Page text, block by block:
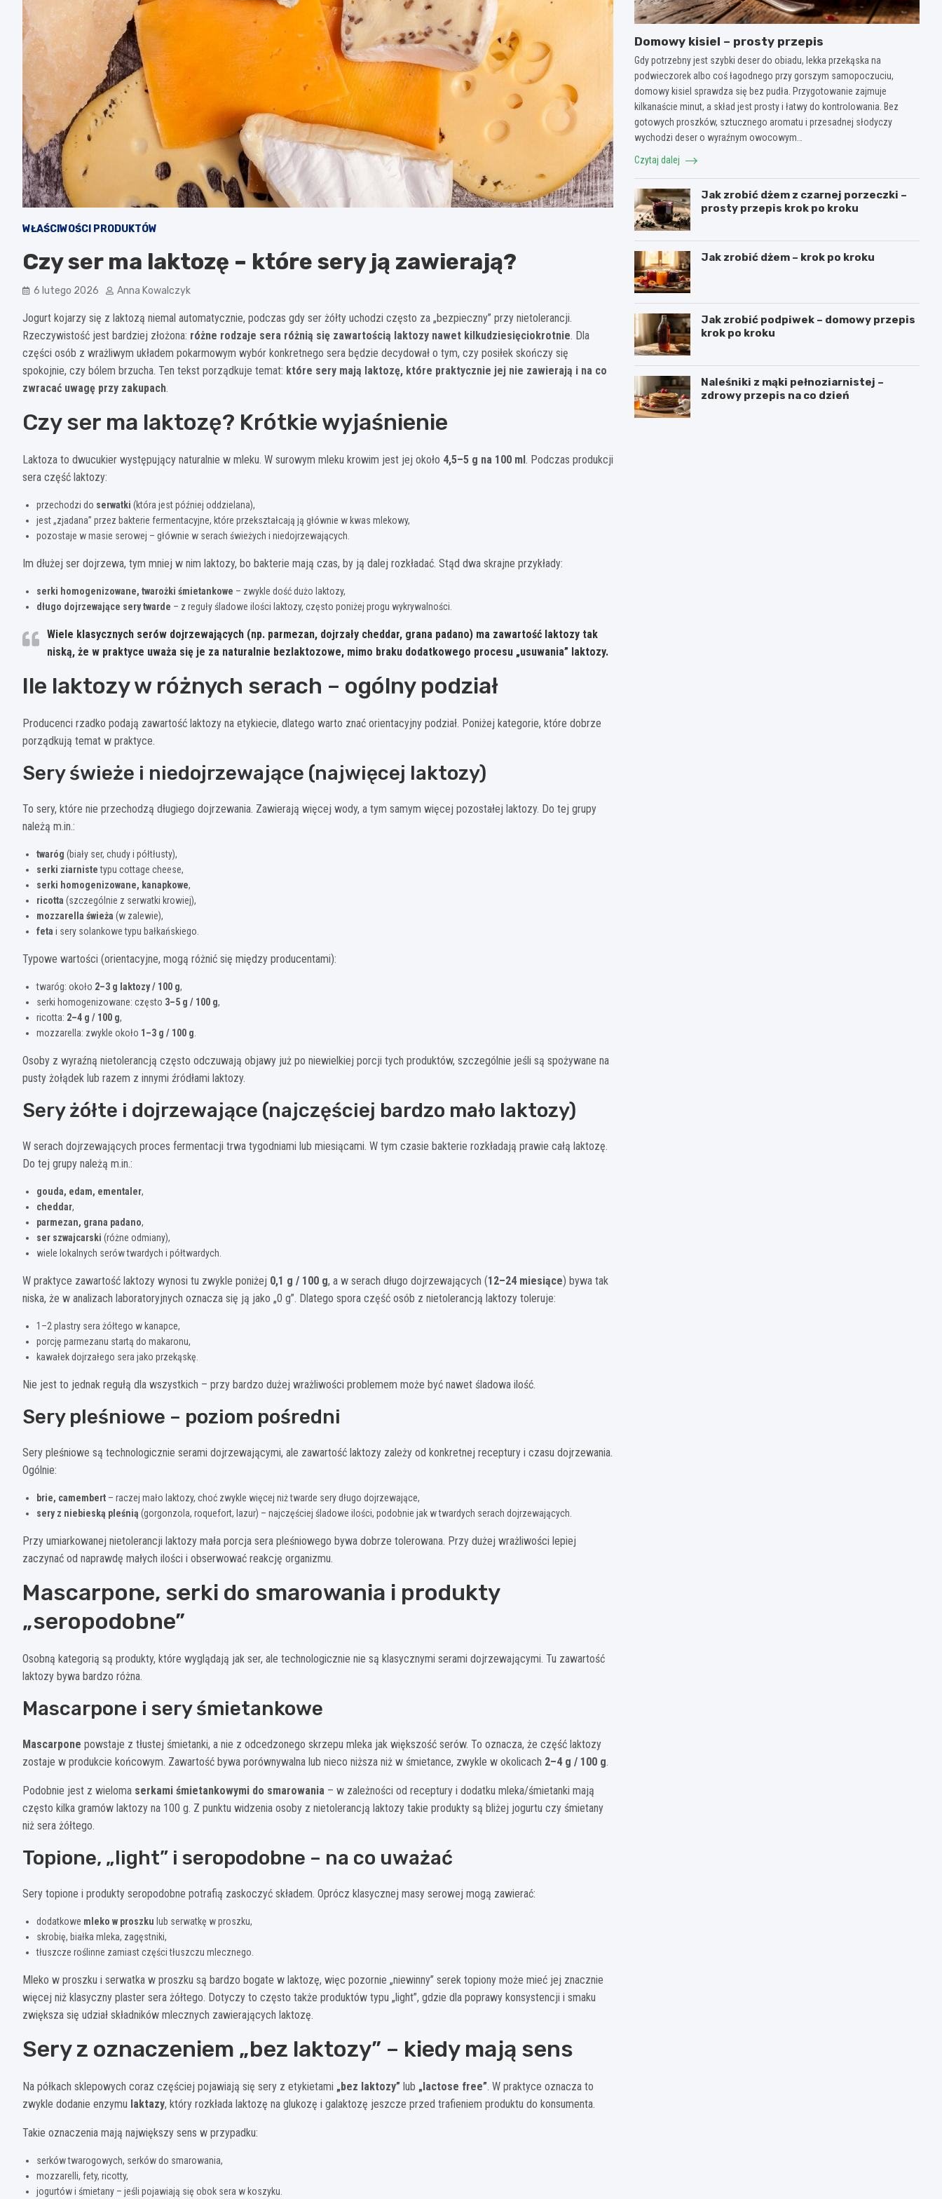
WŁAŚCIWOŚCI PRODUKTÓW
Czy ser ma laktozę – które sery ją zawierają?
6 lutego 2026 Anna Kowalczyk
Jogurt kojarzy się z laktozą niemal automatycznie, podczas gdy ser żółty uchodzi często za „bezpieczny” przy nietolerancji.
Rzeczywistość jest bardziej złożona: różne rodzaje sera różnią się zawartością laktozy nawet kilkudziesięciokrotnie. Dla
części osób z wrażliwym układem pokarmowym wybór konkretnego sera będzie decydował o tym, czy posiłek skończy się
spokojnie, czy bólem brzucha. Ten tekst porządkuje temat: które sery mają laktozę, które praktycznie jej nie zawierają i na co
zwracać uwagę przy zakupach.
Czy ser ma laktozę? Krótkie wyjaśnienie
Laktoza to dwucukier występujący naturalnie w mleku. W surowym mleku krowim jest jej około 4,5–5 g na 100 ml. Podczas produkcji
sera część laktozy:
przechodzi do serwatki (która jest później oddzielana),
jest „zjadana” przez bakterie fermentacyjne, które przekształcają ją głównie w kwas mlekowy,
pozostaje w masie serowej – głównie w serach świeżych i niedojrzewających.
Im dłużej ser dojrzewa, tym mniej w nim laktozy, bo bakterie mają czas, by ją dalej rozkładać. Stąd dwa skrajne przykłady:
serki homogenizowane, twarożki śmietankowe – zwykle dość dużo laktozy,
długo dojrzewające sery twarde – z reguły śladowe ilości laktozy, często poniżej progu wykrywalności.
Wiele klasycznych serów dojrzewających (np. parmezan, dojrzały cheddar, grana padano) ma zawartość laktozy tak
niską, że w praktyce uważa się je za naturalnie bezlaktozowe, mimo braku dodatkowego procesu „usuwania” laktozy.
Ile laktozy w różnych serach – ogólny podział
Producenci rzadko podają zawartość laktozy na etykiecie, dlatego warto znać orientacyjny podział. Poniżej kategorie, które dobrze
porządkują temat w praktyce.
Sery świeże i niedojrzewające (najwięcej laktozy)
To sery, które nie przechodzą długiego dojrzewania. Zawierają więcej wody, a tym samym więcej pozostałej laktozy. Do tej grupy
należą m.in.:
twaróg (biały ser, chudy i półtłusty),
serki ziarnistetypu cottage cheese,
serki homogenizowane, kanapkowe,
ricotta (szczególnie z serwatki krowiej),
mozzarella świeża (w zalewie),
feta i sery solankowe typu bałkańskiego.
Typowe wartości (orientacyjne, mogą różnić się między producentami):
twaróg: około 2–3 g laktozy / 100 g,
serki homogenizowane: często 3–5 g / 100 g,
ricotta: 2–4 g / 100 g,
mozzarella: zwykle około 1–3 g / 100 g
Osoby z wyraźną nietolerancją często odczuwają objawy już po niewielkiej porcji tych produktów, szczególnie jeśli są spożywane na
pusty żołądek lub razem z innymi źródłami laktozy.
Sery żółte i dojrzewające (najczęściej bardzo mało laktozy)
W serach dojrzewających proces fermentacji trwa tygodniami lub miesiącami. W tym czasie bakterie rozkładają prawie całą laktozę.
Do tej grupy należą m.in.:
gouda, edam, ementaler,
cheddar,
parmezan, grana padano,
ser szwajcarski (różne odmiany),
wiele lokalnych serów twardych i półtwardych.
W praktyce zawartość laktozy wynosi tu zwykle poniżej 0,1 g / 100 g, a w serach długo dojrzewających (12–24 miesiące) bywa tak
niska, że w analizach laboratoryjnych oznacza się ją jako „0 g”. Dlatego spora część osób z nietolerancją laktozy toleruje:
1–2 plastry sera żółtego w kanapce,
porcję parmezanu startą do makaronu,
kawałek dojrzałego sera jako przekąskę.
Nie jest to jednak regułą dla wszystkich – przy bardzo dużej wrażliwości problemem może być nawet śladowa ilość.
Sery pleśniowe – poziom pośredni
Sery pleśniowe są technologicznie serami dojrzewającymi, ale zawartość laktozy zależy od konkretnej receptury i czasu dojrzewania.
Ogólnie:
brie, camembert – raczej mało laktozy, choć zwykle więcej niż twarde sery długo dojrzewające,
sery z niebieską pleśnią (gorgonzola, roquefort, lazur) – najczęściej śladowe ilości, podobnie jak w twardych serach dojrzewających.
Przy umiarkowanej nietolerancji laktozy mała porcja sera pleśniowego bywa dobrze tolerowana. Przy dużej wrażliwości lepiej
zaczynać od naprawdę małych ilości i obserwować reakcję organizmu.
Mascarpone, serki do smarowania i produkty
„seropodobne”
Osobną kategorią są produkty, które wyglądają jak ser, ale technologicznie nie są klasycznymi serami dojrzewającymi. Tu zawartość
laktozy bywa bardzo różna.
Mascarpone i sery śmietankowe
Mascarpone powstaje z tłustej śmietanki, a nie z odcedzonego skrzepu mleka jak większość serów. To oznacza, że część laktozy
zostaje w produkcie końcowym. Zawartość bywa porównywalna lub nieco niższa niż w śmietance, zwykle w okolicach 2–4 g / 100 g.
Podobnie jest z wieloma serkami śmietankowymi do smarowania – w zależności od receptury i dodatku mleka/śmietanki mają
często kilka gramów laktozy na 100 g. Z punktu widzenia osoby z nietolerancją laktozy takie produkty są bliżej jogurtu czy śmietany
niż sera żółtego.
Topione, „light” i seropodobne – na co uważać
Sery topione i produkty seropodobne potrafią zaskoczyć składem. Oprócz klasycznej masy serowej mogą zawierać:
dodatkowe mleko w proszku lub serwatkę w proszku,
skrobię, białka mleka, zagęstniki,
tłuszcze roślinne zamiast części tłuszczu mlecznego.
Mleko w proszku i serwatka w proszku są bardzo bogate w laktozę, więc pozornie „niewinny” serek topiony może mieć jej znacznie
więcej niż klasyczny plaster sera żółtego. Dotyczy to często także produktów typu „light”, gdzie dla poprawy konsystencji i smaku
zwiększa się udział składników mlecznych zawierających laktozę.
Sery z oznaczeniem „bez laktozy” – kiedy mają sens
Na półkach sklepowych coraz częściej pojawiają się sery z etykietami „bez laktozy” lub „lactose free”. W praktyce oznacza to
zwykle dodanie enzymu laktazy, który rozkłada laktozę na glukozę i galaktozę jeszcze przed trafieniem produktu do konsumenta.
Takie oznaczenia mają największy sens w przypadku:
serków twarogowych, serków do smarowania,
mozzarelli, fety, ricotty,
jogurtów i śmietany – jeśli pojawiają się obok sera w koszyku.
Domowy kisiel – prosty przepis
Gdy potrzebny jest szybki deser do obiadu, lekka przekąska na
podwieczorek albo coś łagodnego przy gorszym samopoczuciu,
domowy kisiel sprawdza się bez pudła. Przygotowanie zajmuje
kilkanaście minut, a skład jest prosty i łatwy do kontrolowania. Bez
gotowych proszków, sztucznego aromatu i przesadnej słodyczy
wychodzi deser o wyraźnym owocowym…
Czytaj dalej
Jak zrobić dżem z czarnej porzeczki –
prosty przepis krok po kroku
Jak zrobić dżem – krok po kroku
Jak zrobić podpiwek – domowy przepis
krok po kroku
Naleśniki z mąki pełnoziarnistej –
zdrowy przepis na co dzień